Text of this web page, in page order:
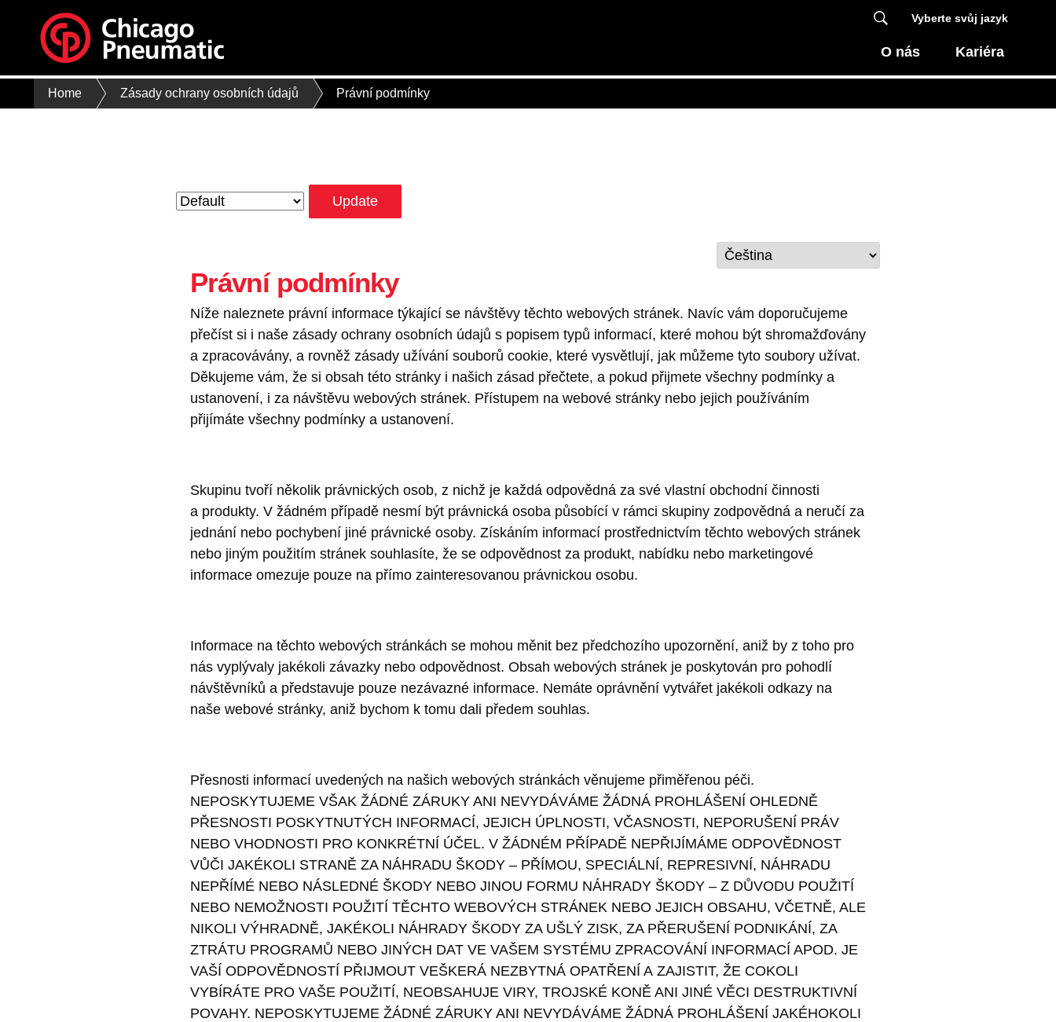
Vyberte svůj jazyk
O nás Kariéra
Home Zásady ochrany osobních údajů Právní podmínky
Update
Právní podmínky
Níže naleznete právní informace týkající se návštěvy těchto webových stránek. Navíc vám doporučujeme
přečíst si i naše zásady ochrany osobních údajů s popisem typů informací, které mohou být shromažďovány
a zpracovávány, a rovněž zásady užívání souborů cookie, které vysvětlují, jak můžeme tyto soubory užívat.
Děkujeme vám, že si obsah této stránky i našich zásad přečtete, a pokud přijmete všechny podmínky a
ustanovení, i za návštěvu webových stránek. Přístupem na webové stránky nebo jejich používáním
přijímáte všechny podmínky a ustanovení.
Skupinu tvoří několik právnických osob, z nichž je každá odpovědná za své vlastní obchodní činnosti
a produkty. V žádném případě nesmí být právnická osoba působící v rámci skupiny zodpovědná a neručí za
jednání nebo pochybení jiné právnické osoby. Získáním informací prostřednictvím těchto webových stránek
nebo jiným použitím stránek souhlasíte, že se odpovědnost za produkt, nabídku nebo marketingové
informace omezuje pouze na přímo zainteresovanou právnickou osobu.
Informace na těchto webových stránkách se mohou měnit bez předchozího upozornění, aniž by z toho pro
nás vyplývaly jakékoli závazky nebo odpovědnost. Obsah webových stránek je poskytován pro pohodlí
návštěvníků a představuje pouze nezávazné informace. Nemáte oprávnění vytvářet jakékoli odkazy na
naše webové stránky, aniž bychom k tomu dali předem souhlas.
Přesnosti informací uvedených na našich webových stránkách věnujeme přiměřenou péči.
NEPOSKYTUJEME VŠAK ŽÁDNÉ ZÁRUKY ANI NEVYDÁVÁME ŽÁDNÁ PROHLÁŠENÍ OHLEDNĚ
PŘESNOSTI POSKYTNUTÝCH INFORMACÍ, JEJICH ÚPLNOSTI, VČASNOSTI, NEPORUŠENÍ PRÁV
NEBO VHODNOSTI PRO KONKRÉTNÍ ÚČEL. V ŽÁDNÉM PŘÍPADĚ NEPŘIJÍMÁME ODPOVĚDNOST
VŮČI JAKÉKOLI STRANĚ ZA NÁHRADU ŠKODY – PŘÍMOU, SPECIÁLNÍ, REPRESIVNÍ, NÁHRADU
NEPŘÍMÉ NEBO NÁSLEDNÉ ŠKODY NEBO JINOU FORMU NÁHRADY ŠKODY – Z DŮVODU POUŽITÍ
NEBO NEMOŽNOSTI POUŽITÍ TĚCHTO WEBOVÝCH STRÁNEK NEBO JEJICH OBSAHU, VČETNĚ, ALE
NIKOLI VÝHRADNĚ, JAKÉKOLI NÁHRADY ŠKODY ZA UŠLÝ ZISK, ZA PŘERUŠENÍ PODNIKÁNÍ, ZA
ZTRÁTU PROGRAMŮ NEBO JINÝCH DAT VE VAŠEM SYSTÉMU ZPRACOVÁNÍ INFORMACÍ APOD. JE
VAŠÍ ODPOVĚDNOSTÍ PŘIJMOUT VEŠKERÁ NEZBYTNÁ OPATŘENÍ A ZAJISTIT, ŽE COKOLI
VYBÍRÁTE PRO VAŠE POUŽITÍ, NEOBSAHUJE VIRY, TROJSKÉ KONĚ ANI JINÉ VĚCI DESTRUKTIVNÍ
POVAHY. NEPOSKYTUJEME ŽÁDNÉ ZÁRUKY ANI NEVYDÁVÁME ŽÁDNÁ PROHLÁŠENÍ JAKÉHOKOLI